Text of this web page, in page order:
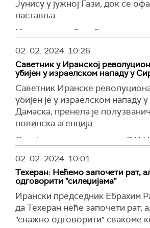
хуманитарних послова (ОЦХА).
"Хиљаде Палестинаца је
југу Газе, где се већ налази
становништва од око 2,3
је 'експрес лонац очаја', а ми се
што следи”, навео је Лерке.
(Al Jazeera)
Јунису у јужној Гази, док се
наставља.
Израелске одбрамбене снаге
многи хамасовци елиминисани
неутралисани у борби из
Како се додаје, на неколико
Јунису пронађене су гранате,
пуњења, војна опрема,
калашњиков и муниција.
На западу Кан Јуниса, војници
Гивати усмерили су авионе да
у којима су деловали
један одред који је испаљивао
противтенковске ракете на
У северној и централној Гази,
су извршиле рацију на
и елиминисале његове одреде.
02. 02. 2024. 10:26
Саветник у Иранској
убијен у израелском нападу у
Саветник Иранске
убијен је у израелском нападу
Дамаска, пренела је
новинска агенција.
Сиријски државни емитер САНА
да је Израел рано јутрос
нападе у близини Дамаска.
У извештају, који се позива на
наводи се да је израелска
своје ракете са Голанске
циљеве јужно од престонице
02. 02. 2024. 10:01
Техеран: Нећемо започети рат,
одговорити "силеџијама"
Ирански председник Ебрахим
да Техеран неће започети рат,
"снажно одговорити" свакоме